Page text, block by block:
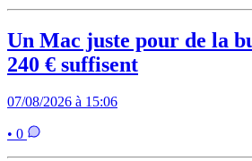
Un Mac juste pour de la
240 € suffisent
07/08/2026 à 15:06
• 0